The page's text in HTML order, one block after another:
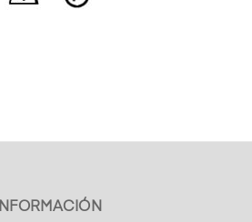
INFORMACIÓN